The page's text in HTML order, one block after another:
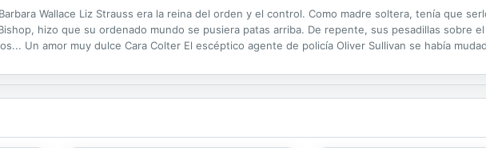
Wallace Liz Strauss era la reina del orden y el control. Como madre soltera, tenía que
hizo que su ordenado mundo se pusiera patas arriba. De repente, sus pesadillas sobre
Un amor muy dulce Cara Colter El escéptico agente de policía Oliver Sullivan se había